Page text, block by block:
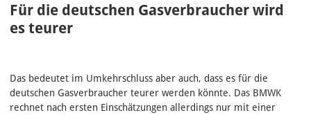
Für die deutschen Gasverbraucher wird
es teurer
Das bedeutet im Umkehrschluss aber auch, dass es für die
deutschen Gasverbraucher teurer werden könnte. Das BMWK
rechnet nach ersten Einschätzungen allerdings nur mit einer